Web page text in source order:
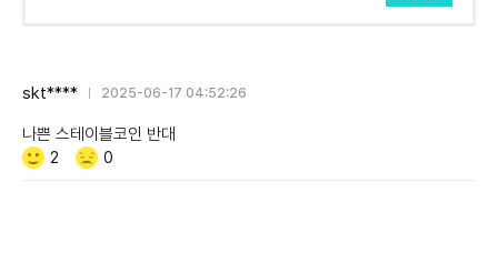
skt**** 2025-06-17 04:52:26
나쁜 스테이블코인 반대
Like/Dislike
공
2
비
0